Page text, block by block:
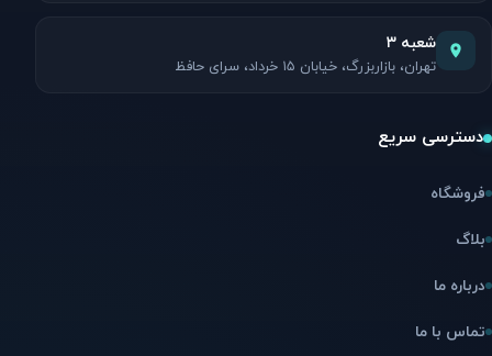
شعبه ۳
تهران، بازاربزرگ، خیابان ۱۵ خرداد، سرای حافظ
دسترسی سریع
فروشگاه
بلاگ
درباره ما
تماس با ما